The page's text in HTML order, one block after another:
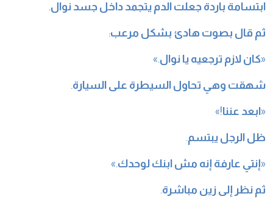
ابتسامة باردة جعلت الدم يتجمد داخل جسد نوال.
ثم قال بصوت هادئ بشكل مرعب:
«كان لازم ترجعيه يا نوال.»
شهقت وهي تحاول السيطرة على السيارة.
«ابعد عننا!»
ظل الرجل يبتسم.
«إنتي عارفة إنه مش ابنك لوحدك.»
ثم نظر إلى زين مباشرة.